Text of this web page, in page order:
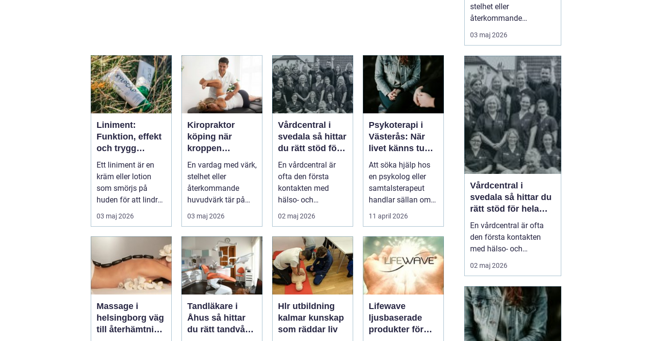
Liniment:
Funktion, effekt
och trygg
användning
Ett liniment är en
kräm eller lotion
som smörjs på
huden för att lindra
03 maj 2026
Kiropraktor
köping när
kroppen
behöver hjälp
tillbaka
En vardag med värk,
stelhet eller
återkommande
huvudvärk tär på
både ork och
humör. Många går
länge ...
03 maj 2026
Vårdcentral i
svedala så hittar
du rätt stöd för
hela familjen
En vårdcentral är
ofta den första
kontakten med
hälso- och
sjukvården. För
många i Svedala
handlar v...
02 maj 2026
Psykoterapi i
Västerås: När
livet känns tungt
och du behöver
prata med
någon
Att söka hjälp hos
en psykolog eller
samtalsterapeut
handlar sällan om
att vara svag....
11 april 2026
Massage i
helsingborg väg
till återhämtning
Tandläkare i
Åhus så hittar
du rätt tandvård
Hlr utbildning
kalmar kunskap
som räddar liv
Lifewave
ljusbaserade
produkter för
stelhet eller
återkommande
huvudvärk tär på både
ork och humör. Många
besvär och tänker att det
går nog över. Ofta gör
det inte det. En
legitimerad kiropraktor
kan hjälpa kroppen att
återfå rörlighet, minska
smä...
03 maj 2026
Vårdcentral i
svedala så hittar du
rätt stöd för hela
familjen
En vårdcentral är ofta
den första kontakten
med hälso- och
sjukvården. För många i
Svedala handlar valet
plats där både barn,
vuxna och äldre får hjälp
under samma tak. I en
tid med högt tempo och
02 maj 2026